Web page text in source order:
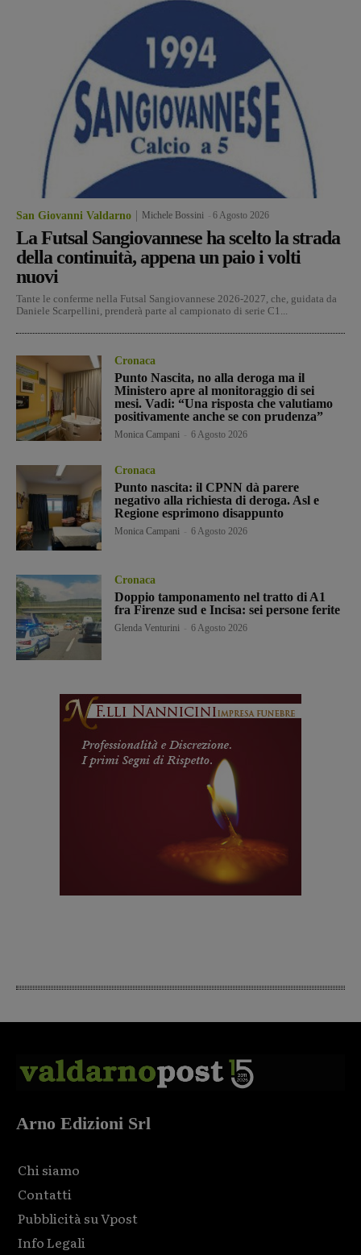
San Giovanni Valdarno Michele Bossini 6 Agosto 2026
La Futsal Sangiovannese ha scelto la strada
della continuità, appena un paio i volti
nuovi
Tante le conferme nella Futsal Sangiovannese 2026-2027, che, guidata da
Daniele Scarpellini, prenderà parte al campionato di serie C1...
Cronaca
Punto Nascita, no alla deroga ma il
Ministero apre al monitoraggio di sei
mesi. Vadi: “Una risposta che valutiamo
positivamente anche se con prudenza”
Monica Campani 6 Agosto 2026
Cronaca
Punto nascita: il CPNN dà parere
negativo alla richiesta di deroga. Asl e
Regione esprimono disappunto
Monica Campani 6 Agosto 2026
Cronaca
Doppio tamponamento nel tratto di A1
fra Firenze sud e Incisa: sei persone ferite
Glenda Venturini 6 Agosto 2026
Arno Edizioni Srl
Chi siamo
Contatti
Pubblicità su Vpost
Info Legali